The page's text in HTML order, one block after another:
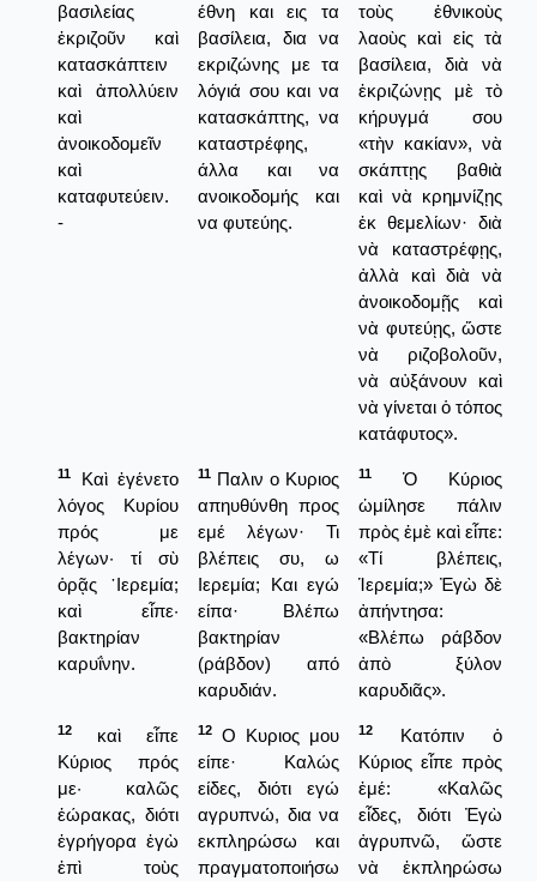
βασιλείας
ἐκριζοῦν καὶ
κατασκάπτειν
καὶ ἀπολλύειν
καὶ
ἀνοικοδομεῖν
καὶ
καταφυτεύειν.
-
έθνη και εις τα
βασίλεια, δια να
εκριζώνης με τα
λόγιά σου και να
κατασκάπτης, να
καταστρέφης,
άλλα και να
ανοικοδομής και
να φυτεύης.
τοὺς ἐθνικοὺς
λαοὺς καὶ εἰς τὰ
βασίλεια, διὰ νὰ
ἐκριζώνῃς μὲ τὸ
κήρυγμά σου
«τὴν κακίαν», νὰ
σκάπτῃς βαθιὰ
καὶ νὰ κρημνίζῃς
ἐκ θεμελίων· διὰ
νὰ καταστρέφῃς,
ἀλλὰ καὶ διὰ νὰ
ἀνοικοδομῇς καὶ
νὰ φυτεύῃς, ὥστε
νὰ ριζοβολοῦν,
νὰ αὐξάνουν καὶ
νὰ γίνεται ὁ τόπος
κατάφυτος».
11
Καὶ ἐγένετο
λόγος Κυρίου
πρός με
λέγων· τί σὺ
ὁρᾷς ῾Ιερεμία;
καὶ εἶπε·
βακτηρίαν
καρυΐνην.
11 Παλιν ο Κυριος
απηυθύνθη προς
εμέ λέγων· Τι
βλέπεις συ, ω
Ιερεμία; Και εγώ
είπα· Βλέπω
βακτηρίαν
(ράβδον) από
καρυδιάν.
11
Ὁ Κύριος
ὡμίλησε πάλιν
πρὸς ἐμὲ καὶ εἶπε:
«Τί βλέπεις,
Ἱερεμία;» Ἐγὼ δὲ
ἀπήντησα:
«Βλέπω ράβδον
ἀπὸ ξύλον
καρυδιᾶς».
12
καὶ εἶπε
Κύριος πρός
με· καλῶς
ἑώρακας, διότι
ἐγρήγορα ἐγὼ
ἐπὶ τοὺς
12
Ο Κυριος μου
είπε· Καλώς
είδες, διότι εγώ
αγρυπνώ, δια να
εκπληρώσω και
πραγματοποιήσω
12
Κατόπιν ὁ
Κύριος εἶπε πρὸς
ἐμέ: «Καλῶς
εἶδες, διότι Ἐγὼ
ἀγρυπνῶ, ὥστε
νὰ ἐκπληρώσω